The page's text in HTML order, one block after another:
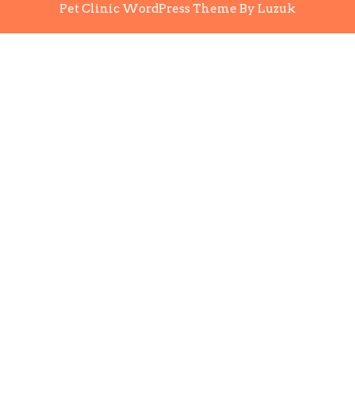
Pet Clinic WordPress Theme By Luzuk